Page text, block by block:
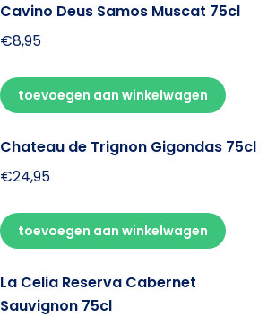
Cavino Deus Samos Muscat 75cl
€8,95
toevoegen aan winkelwagen
Chateau de Trignon Gigondas 75cl
€24,95
toevoegen aan winkelwagen
La Celia Reserva Cabernet
Sauvignon 75cl